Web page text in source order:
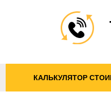
КАЛЬКУЛЯТОР